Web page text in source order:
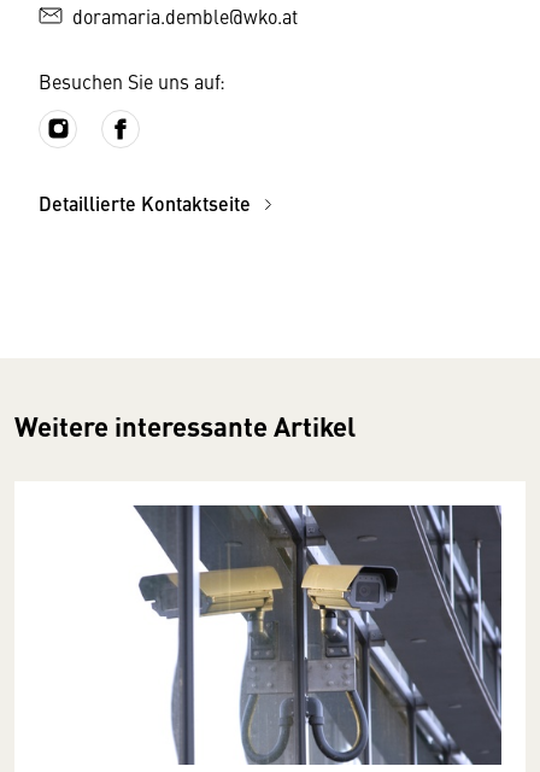
doramaria.demble@wko.at
Besuchen Sie uns auf:
Detaillierte Kontaktseite
Weitere interessante Artikel